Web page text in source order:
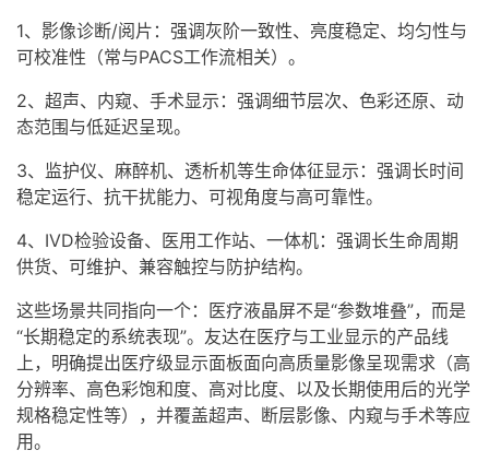
1、影像诊断/阅片：强调灰阶一致性、亮度稳定、均匀性与
可校准性（常与PACS工作流相关）。
2、超声、内窥、手术显示：强调细节层次、色彩还原、动
态范围与低延迟呈现。
3、监护仪、麻醉机、透析机等生命体征显示：强调长时间
稳定运行、抗干扰能力、可视角度与高可靠性。
4、IVD检验设备、医用工作站、一体机：强调长生命周期
供货、可维护、兼容触控与防护结构。
这些场景共同指向一个：医疗液晶屏不是“参数堆叠”，而是
“长期稳定的系统表现”。友达在医疗与工业显示的产品线
上，明确提出医疗级显示面板面向高质量影像呈现需求（高
分辨率、高色彩饱和度、高对比度、以及长期使用后的光学
规格稳定性等），并覆盖超声、断层影像、内窥与手术等应
用。